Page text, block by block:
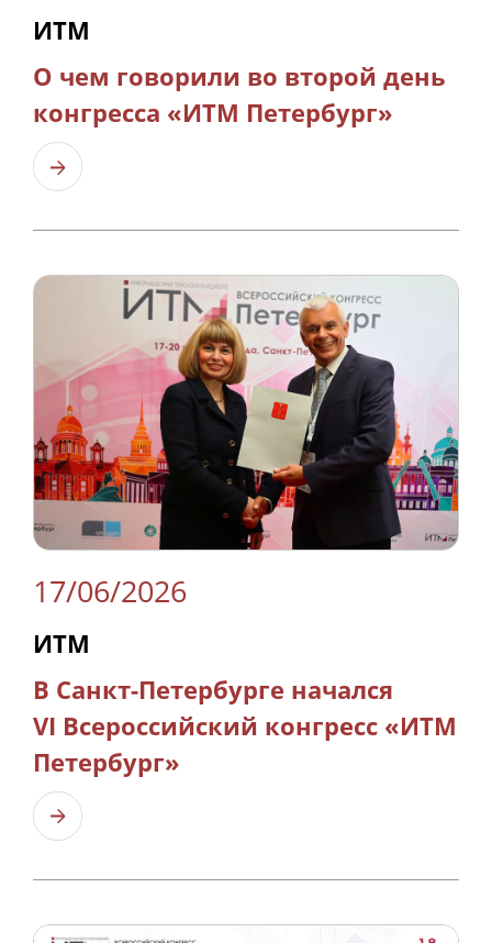
ИТМ
О чем говорили во второй день
конгресса «ИТМ Петербург»
17/06/2026
ИТМ
В Санкт-Петербурге начался
VI Всероссийский конгресс «ИТМ
Петербург»